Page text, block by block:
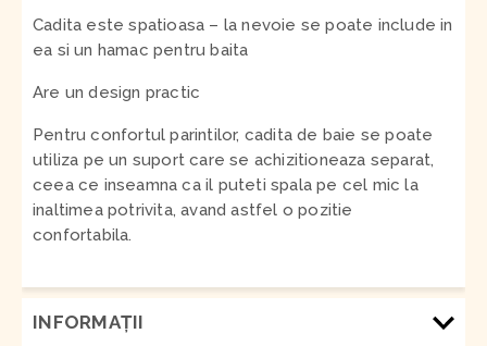
Cadita este spatioasa – la nevoie se poate include in
ea si un hamac pentru baita
Are un design practic
Pentru confortul parintilor, cadita de baie se poate
utiliza pe un suport care se achizitioneaza separat,
ceea ce inseamna ca il puteti spala pe cel mic la
inaltimea potrivita, avand astfel o pozitie
confortabila.
INFORMAŢII